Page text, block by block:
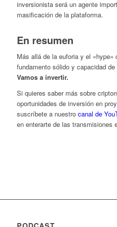
inversionista será un agente
masificación de la plataforma.
En resumen
Más allá de la euforia y el «hype»
fundamento sólido y capacidad
Vamos a invertir.
Si quieres saber más sobre
oportunidades de inversión en
suscríbete a nuestro canal de
en enterarte de las transmisiones